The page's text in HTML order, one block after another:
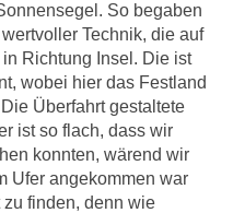
So begaben
Technik, die auf
Richtung Insel. Die ist
wobei hier das Festland
Überfahrt gestaltete
ist so flach, dass wir
konnten, wärend wir
Ufer angekommen war
finden, denn wie